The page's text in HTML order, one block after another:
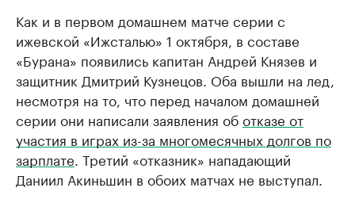
Как и в первом домашнем матче серии с
ижевской «Ижсталью» 1 октября, в составе
«Бурана» появились капитан Андрей Князев и
защитник Дмитрий Кузнецов. Оба вышли на лед,
несмотря на то, что перед началом домашней
серии они написали заявления оботказе от
участия в играх из-за многомесячных долгов по
зарплате . Третий «отказник» нападающий
Даниил Акиньшин в обоих матчах не выступал.